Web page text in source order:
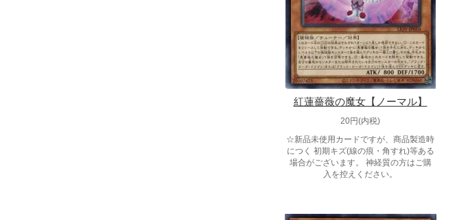
紅蓮薔薇の魔女【ノーマル】
20円(内税)
☆新品未使用カードですが、商品製造時
につく 初期キズ(線の痕・角すれ)等ある
場合がございます。 神経質の方はご購
入を控えください。